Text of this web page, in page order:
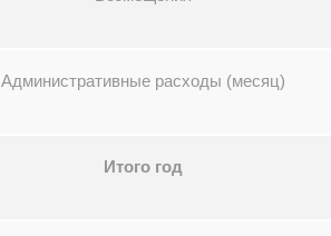
Административные расходы (месяц)
Итого год